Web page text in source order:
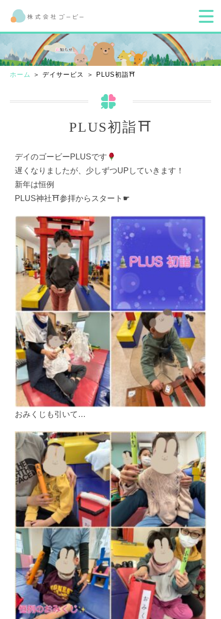
ホーム ＞ デイサービス ＞ PLUS初詣⛩
PLUS初詣⛩
デイのゴービーPLUSです
遅くなりましたが、少しずつUPしていきます！
新年は恒例
PLUS神社⛩参拝からスタート☛
おみくじも引いて…